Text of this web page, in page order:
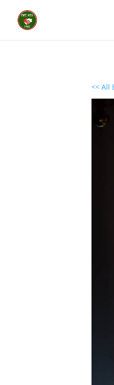
<< All